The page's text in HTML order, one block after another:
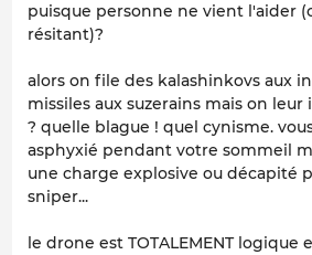
puisque personne ne vient l'aider
résitant)?
alors on file des kalashinkovs aux
missiles aux suzerains mais on
? quelle blague ! quel cynisme.
asphyxié pendant votre sommeil
une charge explosive ou décapité
sniper...
le drone est TOTALEMENT logique